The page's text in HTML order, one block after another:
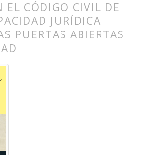
EL CÓDIGO CIVIL DE
JURÍDICA
PUERTAS ABIERTAS